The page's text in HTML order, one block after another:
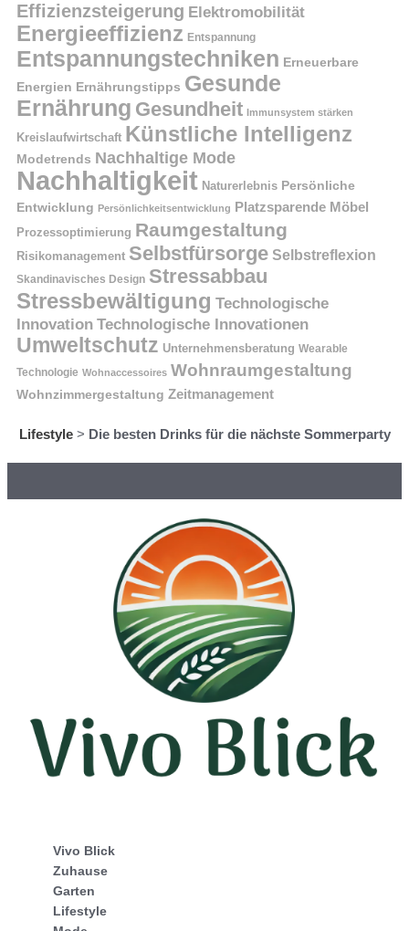
Effizienzsteigerung Elektromobilität
Energieeffizienz Entspannung
Entspannungstechniken Erneuerbare
Energien Ernährungstipps Gesunde
Ernährung Gesundheit Immunsystem stärken
Kreislaufwirtschaft Künstliche Intelligenz
Modetrends Nachhaltige Mode
Nachhaltigkeit Naturerlebnis Persönliche
Entwicklung Persönlichkeitsentwicklung Platzsparende Möbel
Prozessoptimierung Raumgestaltung
Risikomanagement Selbstfürsorge Selbstreflexion
Skandinavisches Design Stressabbau
Stressbewältigung Technologische
Innovation Technologische Innovationen
Umweltschutz Unternehmensberatung Wearable
Technologie Wohnaccessoires Wohnraumgestaltung
Wohnzimmergestaltung Zeitmanagement
Lifestyle> Die besten Drinks für die nächste Sommerparty
Vivo Blick
Zuhause
Garten
Lifestyle